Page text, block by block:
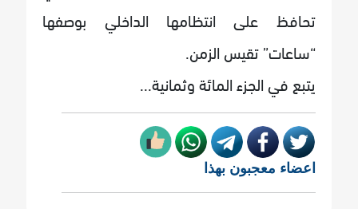
تحافظ على انتظامها الداخلي بوصفها
“ساعات” تقيس الزمن.
يتبع في الجزء المائة وثمانية...
اعضاء معجبون بهذا